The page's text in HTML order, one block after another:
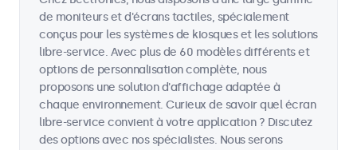
de moniteurs et d'écrans tactiles, spécialement
conçus pour les systèmes de kiosques et les solutions
libre-service. Avec plus de 60 modèles différents et
options de personnalisation complète, nous
proposons une solution d'affichage adaptée à
chaque environnement. Curieux de savoir quel écran
libre-service convient à votre application ? Discutez
des options avec nos spécialistes. Nous serons